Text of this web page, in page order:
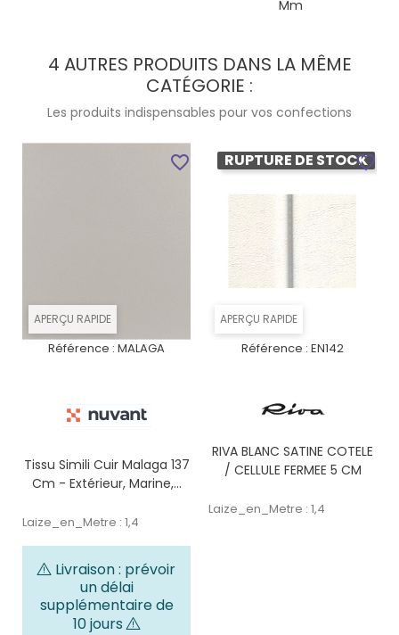
Mm
4 AUTRES PRODUITS DANS LA MÊME
CATÉGORIE :
Les produits indispensables pour vos confections
APERÇU RAPIDE
Référence : MALAGA
Tissu Simili Cuir Malaga 137
Cm - Extérieur, Marine,...
Laize_en_Metre : 1,4
Livraison : prévoir
un délai
supplémentaire de
10 jours
favorite_border
APERÇU RAPIDE
RUPTURE DE STOCK
Référence : EN142
RIVA BLANC SATINE COTELE
/ CELLULE FERMEE 5 CM
Laize_en_Metre : 1,4
favorite_border